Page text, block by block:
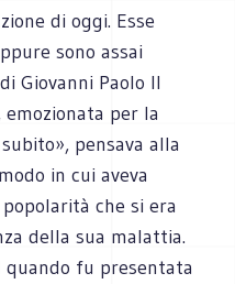
di oggi. Esse
sono assai
Giovanni Paolo II
per la
pensava alla
in cui aveva
che si era
della sua malattia.
quando fu presentata